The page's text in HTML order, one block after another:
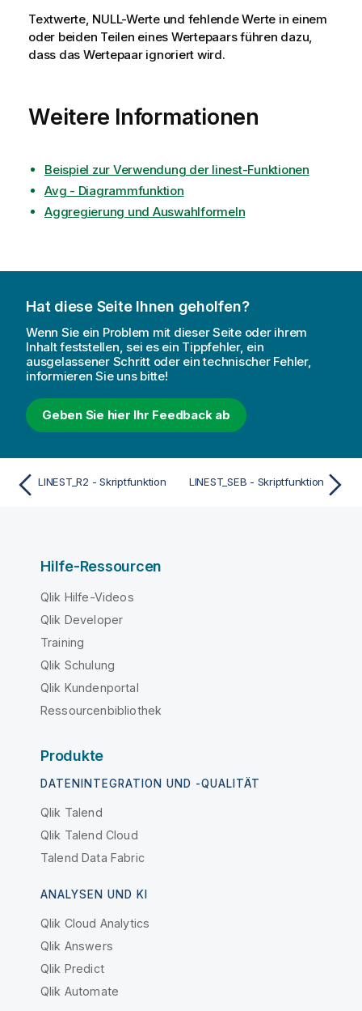
Textwerte, NULL-Werte und fehlende Werte in einem
oder beiden Teilen eines Wertepaars führen dazu,
dass das Wertepaar ignoriert wird.
Weitere Informationen
Beispiel zur Verwendung der linest-Funktionen
Avg - Diagrammfunktion
Aggregierung und Auswahlformeln
Hat diese Seite Ihnen geholfen?
Wenn Sie ein Problem mit dieser Seite oder ihrem
Inhalt feststellen, sei es ein Tippfehler, ein
ausgelassener Schritt oder ein technischer Fehler,
informieren Sie uns bitte!
Geben Sie hier Ihr Feedback ab
LINEST_R2 - Skriptfunktion LINEST_SEB - Skriptfunktion
Hilfe-Ressourcen
Qlik Hilfe-Videos
Qlik Developer
Training
Qlik Schulung
Qlik Kundenportal
Ressourcenbibliothek
Produkte
DATENINTEGRATION UND -QUALITÄT
Qlik Talend
Qlik Talend Cloud
Talend Data Fabric
ANALYSEN UND KI
Qlik Cloud Analytics
Qlik Answers
Qlik Predict
Qlik Automate